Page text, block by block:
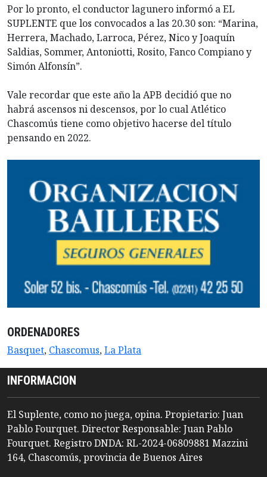
Por lo pronto, el conductor lagunero informó a EL
SUPLENTE que los convocados a las 20.30 son: “Marina,
Herrera, Machado, Larroca, Pérez, Nico y Joaquín
Saldias, Sommer, Antoniotti, Rosito, Fanco Compiano y
Simón Alfonsín”.
Vale recordar que este año la APB decidió que no
habrá ascensos ni descensos, por lo cual Atlético
Chascomús tiene como objetivo hacerse del título
pensando en 2022.
ORDENADORES
Basquet, Chascomus,La Plata
INFORMACION
El Suplente, como no juega, opina. Propietario: Juan
Pablo Fourquet. Director Responsable: Juan Pablo
Fourquet. Registro DNDA: RL-2024-06809881 Mazzini
164, Chascomús, provincia de Buenos Aires